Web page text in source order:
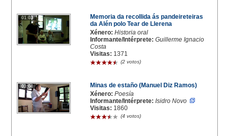
01:03
Memoria da recollida ás pandeireteiras
da Alén polo Tear de Llerena
Xénero: Historia oral
Informante/Intérprete: Guillerme Ignacio
Costa
Visitas: 1371
(2 votos)
03:04
Minas de estaño (Manuel Diz Ramos)
Xénero: Poesía
Informante/Intérprete: Isidro Novo
Visitas: 1860
(4 votos)